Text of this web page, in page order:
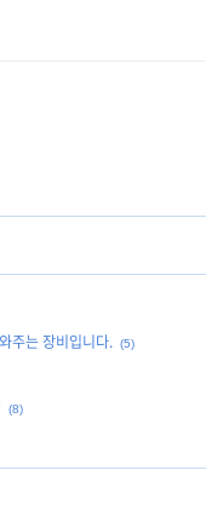
주는 장비입니다. (5)
(8)